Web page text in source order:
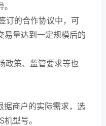
订的合作协议中，可
易量达到一定规模后的
政策、监管要求等也
据商户的实际需求，选
型号。